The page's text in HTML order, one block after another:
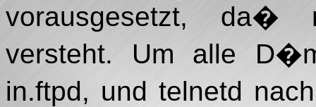
vorausgesetzt, da�
versteht. Um alle
in.ftpd, und telnetd